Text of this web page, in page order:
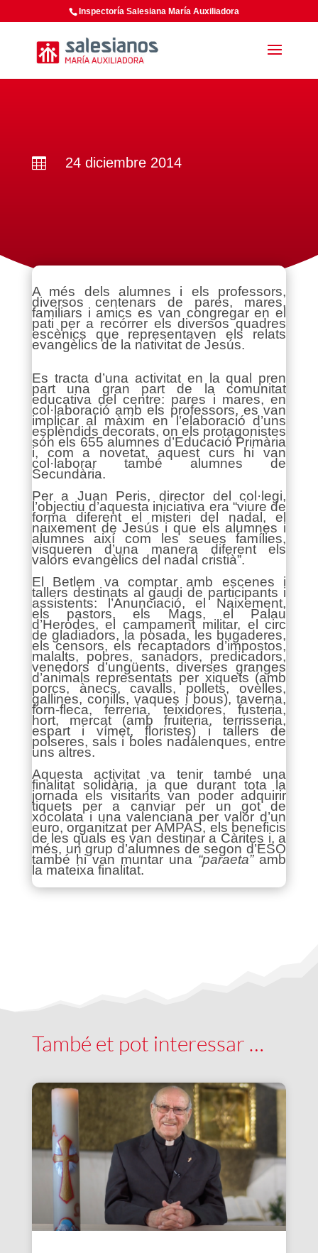
Inspectoría Salesiana María Auxiliadora
 24 diciembre 2014
A més dels alumnes i els professors,
diversos centenars de pares, mares,
familiars i amics es van congregar en el
pati per a recórrer els diversos quadres
escènics que representaven els relats
evangèlics de la nativitat de Jesús.
Es tracta d’una activitat en la qual pren
part una gran part de la comunitat
educativa del centre: pares i mares, en
col·laboració amb els professors, es van
implicar al màxim en l’elaboració d’uns
esplèndids decorats, on els protagonistes
són els 655 alumnes d’Educació Primària
i, com a novetat, aquest curs hi van
col·laborar també alumnes de
Secundària.
Per a Juan Peris, director del col·legi,
l’objectiu d’aquesta iniciativa era “viure de
forma diferent el misteri del nadal, el
naixement de Jesús i que els alumnes i
alumnes així com les seues famílies,
visqueren d’una manera diferent els
valors evangèlics del nadal cristià”.
El Betlem va comptar amb escenes i
tallers destinats al gaudi de participants i
assistents: l’Anunciació, el Naixement,
els pastors, els Mags, el Palau
d’Herodes, el campament militar, el circ
de gladiadors, la posada, les bugaderes,
els censors, els recaptadors d’impostos,
malalts, pobres, sanadors, predicadors,
venedors d’ungüents, diverses granges
d’animals representats per xiquets (amb
porcs, ànecs, cavalls, pollets, ovelles,
gallines, conills, vaques i bous), taverna,
forn-fleca, ferreria, teixidores, fusteria,
hort, mercat (amb fruiteria, terrisseria,
espart i vímet, floristes) i tallers de
polseres, sals i boles nadalenques, entre
uns altres.
Aquesta activitat va tenir també una
finalitat solidària, ja que durant tota la
jornada els visitants van poder adquirir
tiquets per a canviar per un got de
xocolata i una valenciana per valor d’un
euro, organitzat per AMPAS, els beneficis
de les quals es van destinar a Càrites i, a
més, un grup d’alumnes de segon d’ESO
també hi van muntar una “paraeta”amb
la mateixa finalitat.
També et pot interessar …